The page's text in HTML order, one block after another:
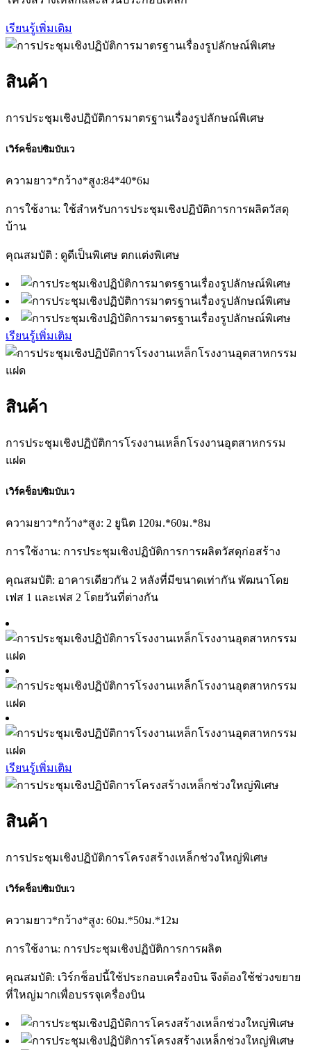
เรียนรู้เพิ่มเติม
สินค้า
การประชุมเชิงปฏิบัติการมาตรฐานเรื่องรูปลักษณ์พิเศษ
เวิร์คช็อปซิมบับเว
ความยาว*กว้าง*สูง:84*40*6ม
การใช้งาน: ใช้สำหรับการประชุมเชิงปฏิบัติการการผลิตวัสดุ
บ้าน
คุณสมบัติ : ดูดีเป็นพิเศษ ตกแต่งพิเศษ
เรียนรู้เพิ่มเติม
สินค้า
การประชุมเชิงปฏิบัติการโรงงานเหล็กโรงงานอุตสาหกรรม
แฝด
เวิร์คช็อปซิมบับเว
ความยาว*กว้าง*สูง: 2 ยูนิต 120ม.*60ม.*8ม
การใช้งาน: การประชุมเชิงปฏิบัติการการผลิตวัสดุก่อสร้าง
คุณสมบัติ: อาคารเดียวกัน 2 หลังที่มีขนาดเท่ากัน พัฒนาโดย
เฟส 1 และเฟส 2 โดยวันที่ต่างกัน
เรียนรู้เพิ่มเติม
สินค้า
การประชุมเชิงปฏิบัติการโครงสร้างเหล็กช่วงใหญ่พิเศษ
เวิร์คช็อปซิมบับเว
ความยาว*กว้าง*สูง: 60ม.*50ม.*12ม
การใช้งาน: การประชุมเชิงปฏิบัติการการผลิต
คุณสมบัติ: เวิร์กช็อปนี้ใช้ประกอบเครื่องบิน จึงต้องใช้ช่วงขยาย
ที่ใหญ่มากเพื่อบรรจุเครื่องบิน